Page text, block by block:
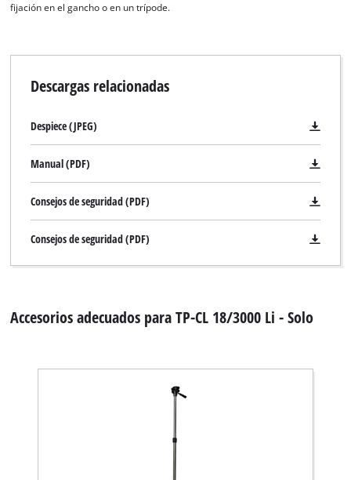
fijación en el gancho o en un trípode.
Descargas relacionadas
Despiece (JPEG)
Manual (PDF)
Consejos de seguridad (PDF)
Consejos de seguridad (PDF)
Accesorios adecuados para TP-CL 18/3000 Li - Solo